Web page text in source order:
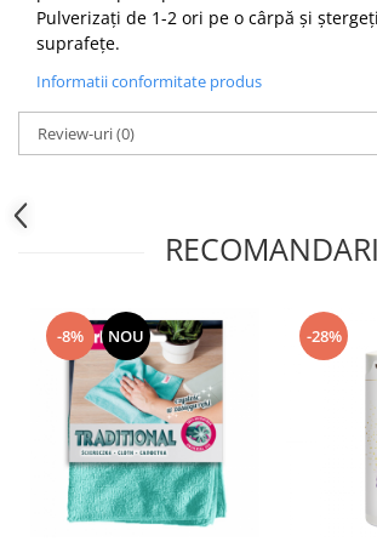
Pulverizați de 1-2 ori pe o cârpă și
suprafețe.
Informatii conformitate produs
Review-uri(0)
RECOMANDARI
-8% NOU -28%